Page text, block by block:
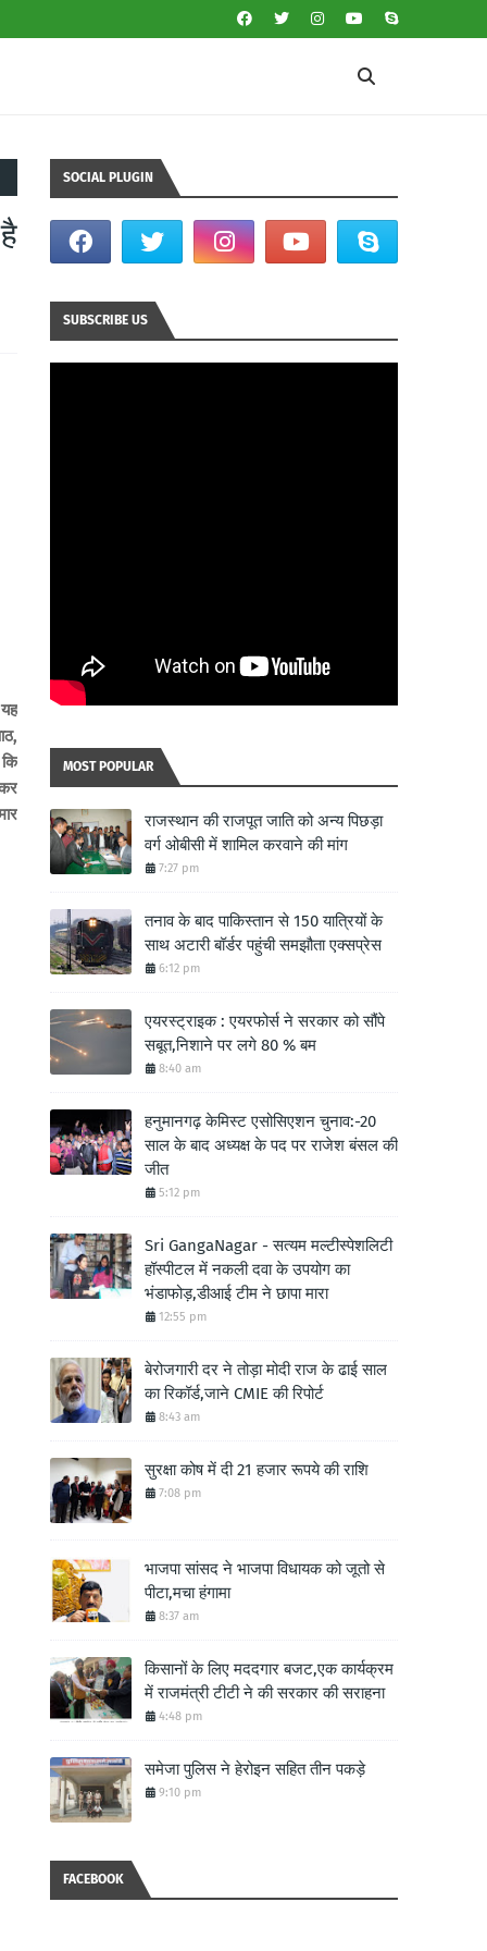
SOCIAL PLUGIN
SUBSCRIBE US
MOST POPULAR
राजस्थान की राजपूत जाति को अन्य पिछड़ा
वर्ग ओबीसी में शामिल करवाने की मांग
7:27 pm
तनाव के बाद पाकिस्तान से 150 यात्रियों के
साथ अटारी बॉर्डर पहुंची समझौता एक्सप्रेस
6:12 pm
एयरस्ट्राइक : एयरफोर्स ने सरकार को सौंपे
सबूत,निशाने पर लगे 80 % बम
8:40 am
हनुमानगढ़ केमिस्ट एसोसिएशन चुनाव:-20
साल के बाद अध्यक्ष के पद पर राजेश बंसल की
जीत
5:12 pm
Sri GangaNagar - सत्यम मल्टीस्पेशलिटी
हॉस्पीटल में नकली दवा के उपयोग का
भंडाफोड़,डीआई टीम ने छापा मारा
12:55 pm
बेरोजगारी दर ने तोड़ा मोदी राज के ढाई साल
का रिकॉर्ड,जाने CMIE की रिपोर्ट
8:43 am
सुरक्षा कोष में दी 21 हजार रूपये की राशि
7:08 pm
भाजपा सांसद ने भाजपा विधायक को जूतो से
पीटा,मचा हंगामा
8:37 am
किसानों के लिए मददगार बजट,एक कार्यक्रम
में राजमंत्री टीटी ने की सरकार की सराहना
4:48 pm
समेजा पुलिस ने हेरोइन सहित तीन पकड़े
9:10 pm
FACEBOOK